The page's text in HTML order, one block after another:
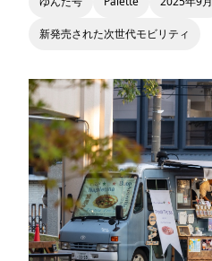
新発売された次世代モビリティ